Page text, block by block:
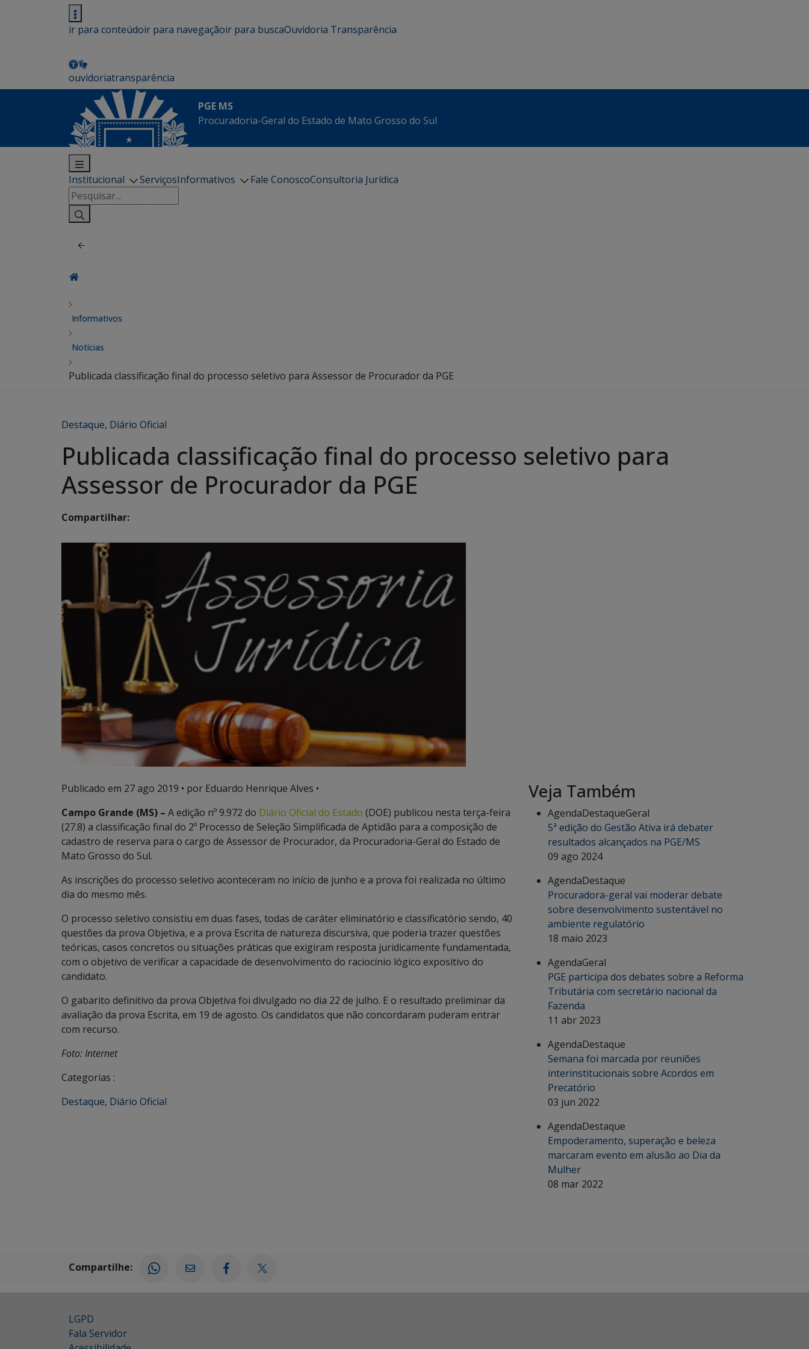
ir para conteúdoir para navegaçãoir para buscaOuvidoria Transparência
ouvidoriatransparência
PGE MS
Procuradoria-Geral do Estado de Mato Grosso do Sul
Institucional ServiçosInformativos Fale ConoscoConsultoria Jurídica
Pesquisar
por:
Informativos
Notícias
Publicada classificação final do processo seletivo para Assessor de Procurador da PGE
Destaque, Diário Oficial
Publicada classificação final do processo seletivo para
Assessor de Procurador da PGE
Compartilhar:
Publicado em 27 ago 2019 • por Eduardo Henrique Alves •
Campo Grande (MS) – A edição nº 9.972 do Diário Oficial do Estado (DOE) publicou nesta terça-feira
(27.8) a classificação final do 2º Processo de Seleção Simplificada de Aptidão para a composição de
cadastro de reserva para o cargo de Assessor de Procurador, da Procuradoria-Geral do Estado de
Mato Grosso do Sul.
As inscrições do processo seletivo aconteceram no início de junho e a prova foi realizada no último
dia do mesmo mês.
O processo seletivo consistiu em duas fases, todas de caráter eliminatório e classificatório sendo, 40
questões da prova Objetiva, e a prova Escrita de natureza discursiva, que poderia trazer questões
teóricas, casos concretos ou situações práticas que exigiram resposta juridicamente fundamentada,
com o objetivo de verificar a capacidade de desenvolvimento do raciocínio lógico expositivo do
candidato.
O gabarito definitivo da prova Objetiva foi divulgado no dia 22 de julho. E o resultado preliminar da
avaliação da prova Escrita, em 19 de agosto. Os candidatos que não concordaram puderam entrar
com recurso.
Foto: Internet
Categorias :
Destaque, Diário Oficial
Veja Também
AgendaDestaqueGeral
5ª edição do Gestão Ativa irá debater
resultados alcançados na PGE/MS
09 ago 2024
AgendaDestaque
Procuradora-geral vai moderar debate
sobre desenvolvimento sustentável no
ambiente regulatório
18 maio 2023
AgendaGeral
PGE participa dos debates sobre a Reforma
Tributária com secretário nacional da
Fazenda
11 abr 2023
AgendaDestaque
Semana foi marcada por reuniões
interinstitucionais sobre Acordos em
Precatório
03 jun 2022
AgendaDestaque
Empoderamento, superação e beleza
marcaram evento em alusão ao Dia da
Mulher
08 mar 2022
Compartilhe:
LGPD
Fala Servidor